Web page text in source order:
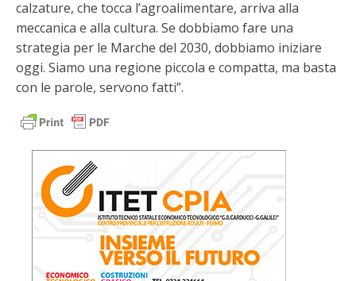
calzature, che tocca l’agroalimentare, arriva alla
meccanica e alla cultura. Se dobbiamo fare una
strategia per le Marche del 2030, dobbiamo iniziare
oggi. Siamo una regione piccola e compatta, ma basta
con le parole, servono fatti”.